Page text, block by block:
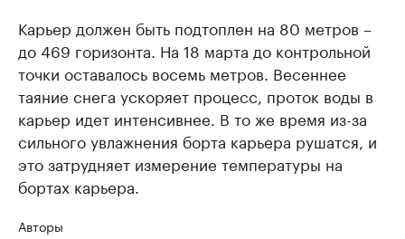
Карьер должен быть подтоплен на 80 метров –
до 469 горизонта. На 18 марта до контрольной
точки оставалось восемь метров. Весеннее
таяние снега ускоряет процесс, проток воды в
карьер идет интенсивнее. В то же время из-за
сильного увлажнения борта карьера рушатся, и
это затрудняет измерение температуры на
бортах карьера.
Авторы